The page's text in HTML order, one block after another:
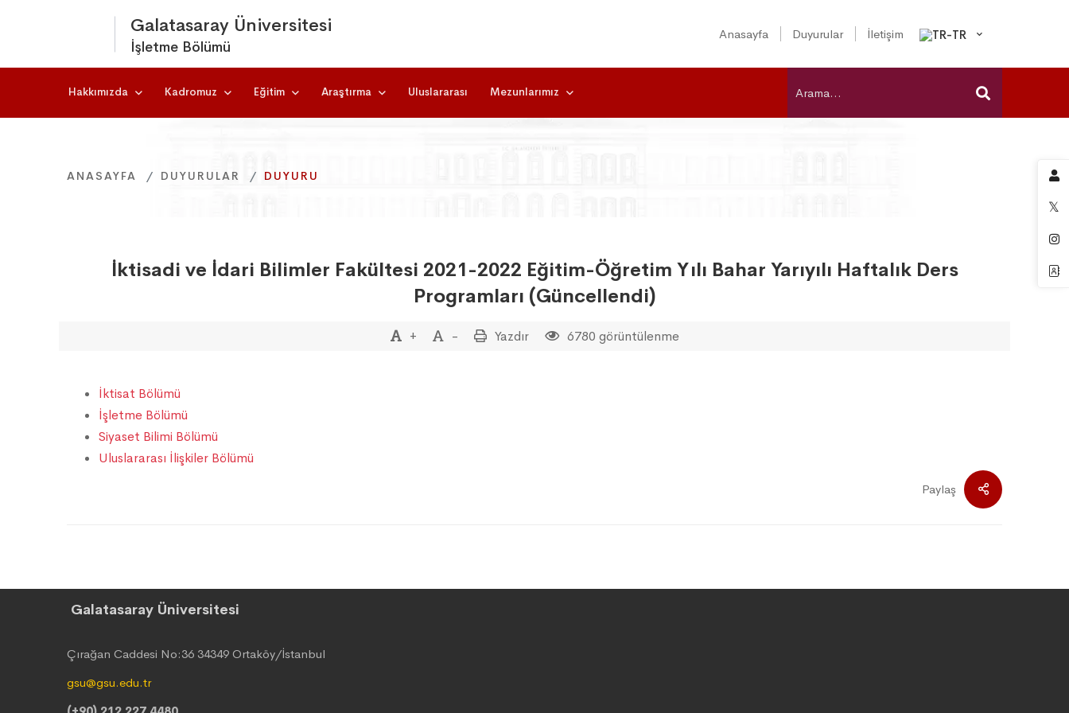
Galatasaray Üniversitesi
İşletme Bölümü
Anasayfa Duyurular İletişim
Hakkımızda Kadromuz Eğitim Araştırma Uluslararası Mezunlarımız
ANASAYFA DUYURULAR DUYURU
ANASAYFA DUYURULAR DUYURU
ANASAYFA DUYURULAR DUYURU
İktisadi ve İdari Bilimler Fakültesi 2021-2022 Eğitim-Öğretim Yılı Bahar Yarıyılı Haftalık Ders
Programları (Güncellendi)
+ - Yazdır 6780 görüntülenme
İktisat Bölümü
İşletme Bölümü
Siyaset Bilimi Bölümü
Uluslararası İlişkiler Bölümü
Paylaş
Galatasaray Üniversitesi
Çırağan Caddesi No:36 34349 Ortaköy/İstanbul
gsu@gsu.edu.tr